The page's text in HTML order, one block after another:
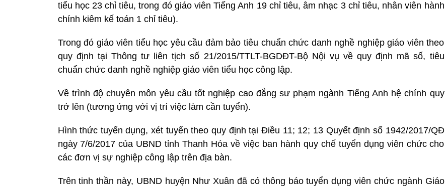
tiểu học 23 chỉ tiêu, trong đó giáo viên Tiếng Anh 19 chỉ tiêu, âm nhạc 3 chỉ tiêu, nhân viên hành
chính kiêm kế toán 1 chỉ tiêu).
Trong đó giáo viên tiểu học yêu cầu đảm bảo tiêu chuẩn chức danh nghề nghiệp giáo viên theo
quy định tại Thông tư liên tịch số 21/2015/TTLT-BGDĐT-Bộ Nội vụ về quy định mã số, tiêu
chuẩn chức danh nghề nghiệp giáo viên tiểu học công lập.
Về trình độ chuyên môn yêu cầu tốt nghiệp cao đẳng sư phạm ngành Tiếng Anh hệ chính quy
trở lên (tương ứng với vị trí việc làm cần tuyển).
Hình thức tuyển dụng, xét tuyển theo quy định tại Điều 11; 12; 13 Quyết định số 1942/2017/QĐ
ngày 7/6/2017 của UBND tỉnh Thanh Hóa về việc ban hành quy chế tuyển dụng viên chức cho
các đơn vị sự nghiệp công lập trên địa bàn.
Trên tinh thần này, UBND huyện Như Xuân đã có thông báo tuyển dụng viên chức ngành Giáo